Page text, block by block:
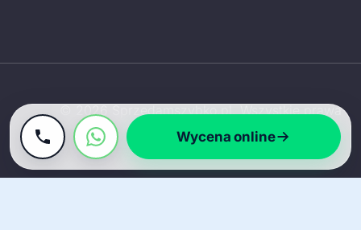
© 2026 Sprzedamszybko.pl. Wszystkie prawa
zastrzeżone.
Wycena online